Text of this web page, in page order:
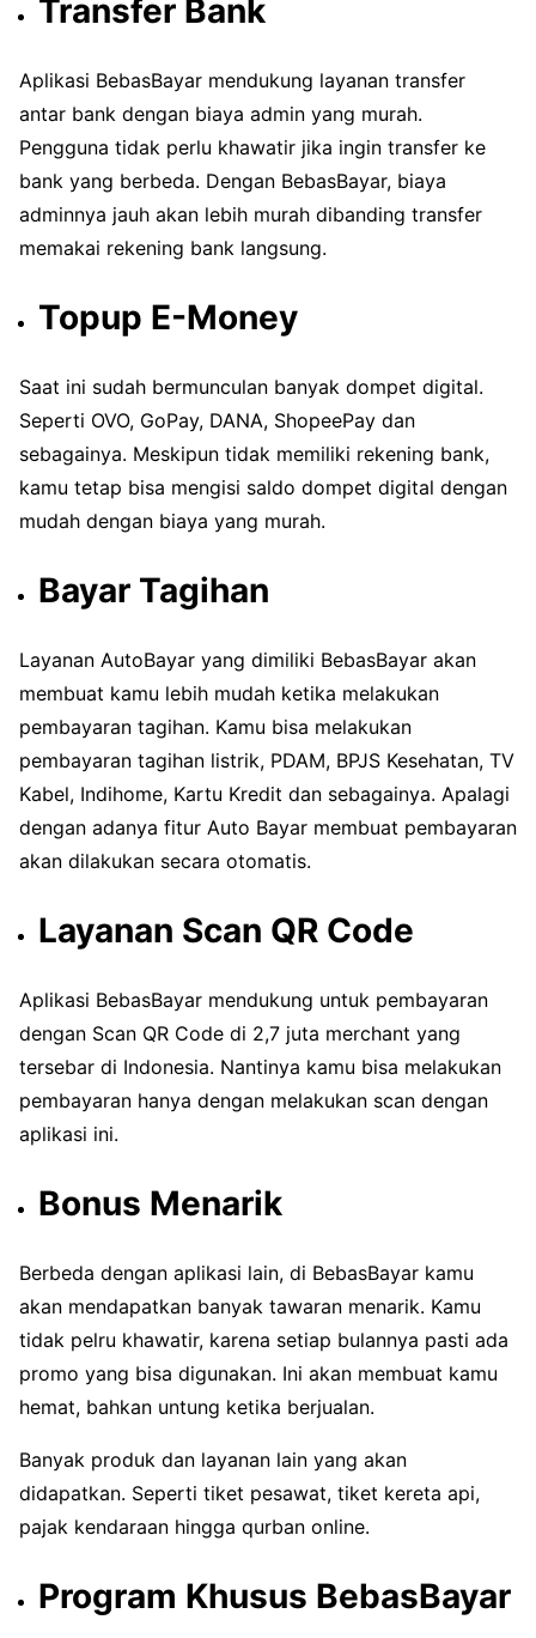
Transfer Bank
Aplikasi BebasBayar mendukung layanan transfer
antar bank dengan biaya admin yang murah.
Pengguna tidak perlu khawatir jika ingin transfer ke
bank yang berbeda. Dengan BebasBayar, biaya
adminnya jauh akan lebih murah dibanding transfer
memakai rekening bank langsung.
Topup E-Money
Saat ini sudah bermunculan banyak dompet digital.
Seperti OVO, GoPay, DANA, ShopeePay dan
sebagainya. Meskipun tidak memiliki rekening bank,
kamu tetap bisa mengisi saldo dompet digital dengan
mudah dengan biaya yang murah.
Bayar Tagihan
Layanan AutoBayar yang dimiliki BebasBayar akan
membuat kamu lebih mudah ketika melakukan
pembayaran tagihan. Kamu bisa melakukan
pembayaran tagihan listrik, PDAM, BPJS Kesehatan, TV
Kabel, Indihome, Kartu Kredit dan sebagainya. Apalagi
dengan adanya fitur Auto Bayar membuat pembayaran
akan dilakukan secara otomatis.
Layanan Scan QR Code
Aplikasi BebasBayar mendukung untuk pembayaran
dengan Scan QR Code di 2,7 juta merchant yang
tersebar di Indonesia. Nantinya kamu bisa melakukan
pembayaran hanya dengan melakukan scan dengan
aplikasi ini.
Bonus Menarik
Berbeda dengan aplikasi lain, di BebasBayar kamu
akan mendapatkan banyak tawaran menarik. Kamu
tidak pelru khawatir, karena setiap bulannya pasti ada
promo yang bisa digunakan. Ini akan membuat kamu
hemat, bahkan untung ketika berjualan.
Banyak produk dan layanan lain yang akan
didapatkan. Seperti tiket pesawat, tiket kereta api,
pajak kendaraan hingga qurban online.
Program Khusus BebasBayar